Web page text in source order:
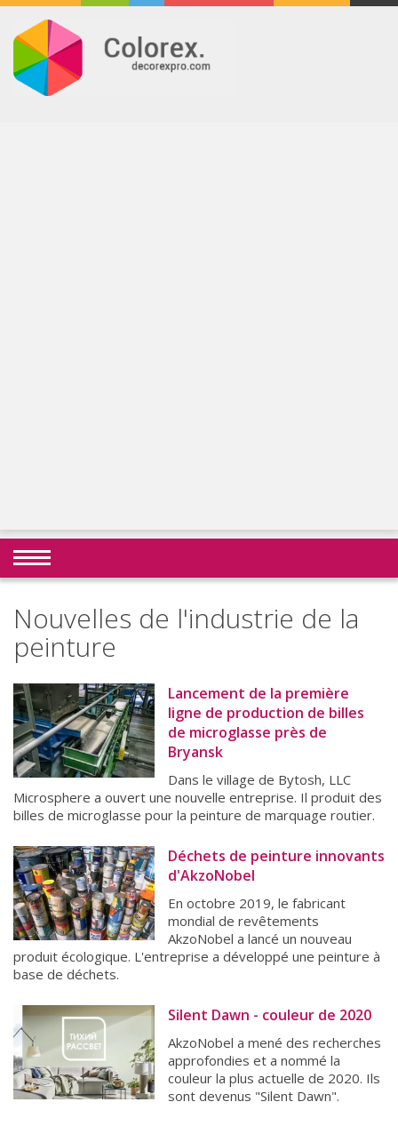
Nouvelles de l'industrie de la
peinture
Lancement de la première
ligne de production de billes
de microglasse près de
Bryansk
Dans le village de Bytosh, LLC
Microsphere a ouvert une nouvelle entreprise. Il produit des
billes de microglasse pour la peinture de marquage routier.
Déchets de peinture innovants
d'AkzoNobel
En octobre 2019, le fabricant
mondial de revêtements
AkzoNobel a lancé un nouveau
produit écologique. L'entreprise a développé une peinture à
base de déchets.
Silent Dawn - couleur de 2020
AkzoNobel a mené des recherches
approfondies et a nommé la
couleur la plus actuelle de 2020. Ils
sont devenus "Silent Dawn".